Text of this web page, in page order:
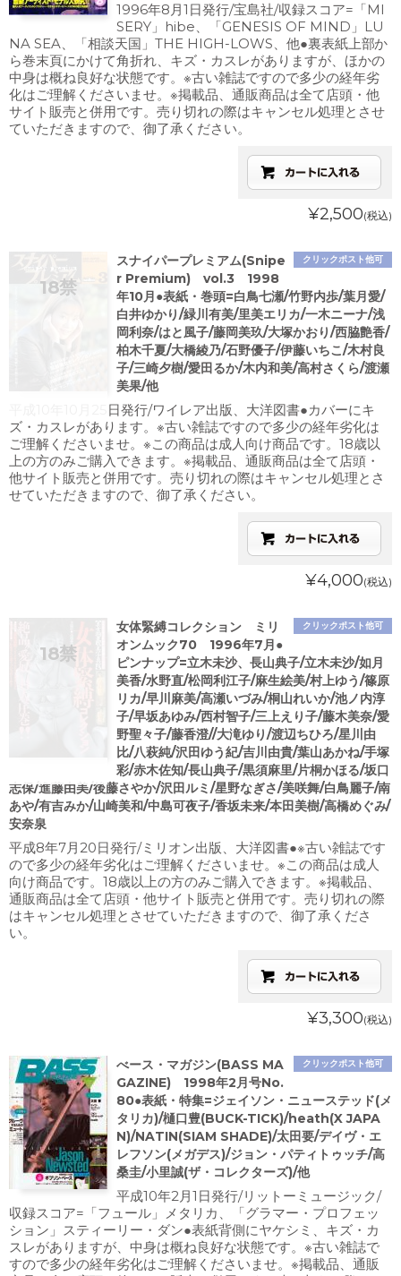
1996年8月1日発行/宝島社/収録スコア=「MI
SERY」hibe、「GENESIS OF MIND」LU
NA SEA、「相談天国」THE HIGH-LOWS、他●裏表紙上部か
ら巻末頁にかけて角折れ、キズ・カスレがありますが、ほかの
中身は概ね良好な状態です。※古い雑誌ですので多少の経年劣
化はご理解くださいませ。※掲載品、通販商品は全て店頭・他
サイト販売と併用です。売り切れの際はキャンセル処理とさせ
ていただきますので、御了承ください。
¥2,500(税込)
クリックポスト他可
スナイパープレミアム(Snipe
r Premium) vol.3 1998
年10月●表紙・巻頭=白鳥七瀬/竹野内歩/葉月愛/
白井ゆかり/緑川有美/里美エリカ/一木ニーナ/浅
岡利奈/はと風子/藤岡美玖/大塚かおり/西脇艶香/
柏木千夏/大橋綾乃/石野優子/伊藤いちこ/木村良
子/三崎夕樹/愛田るか/木内和美/高村さくら/渡瀬
美果/他
平成10年10月25日発行/ワイレア出版、大洋図書●カバーにキ
ズ・カスレがあります。※古い雑誌ですので多少の経年劣化は
ご理解くださいませ。※この商品は成人向け商品です。18歳以
上の方のみご購入できます。※掲載品、通販商品は全て店頭・
他サイト販売と併用です。売り切れの際はキャンセル処理とさ
せていただきますので、御了承ください。
¥4,000(税込)
クリックポスト他可
女体緊縛コレクション ミリ
オンムック70 1996年7月●
ピンナップ=立木未沙、長山典子/立木未沙/如月
美香/水野直/松岡利江子/麻生絵美/村上ゆう/篠原
リカ/早川麻美/高瀬いづみ/桐山れいか/池ノ内淳
子/早坂あゆみ/西村智子/三上えり子/藤木美奈/愛
野聖々子/藤香澄//大滝ゆり/渡辺ちひろ/星川由
比/八萩純/沢田ゆう紀/吉川由貴/葉山あかね/手塚
彩/赤木佐知/長山典子/黒須麻里/片桐かほる/坂口
志保/進藤由美/後藤さやか/沢田ルミ/星野なぎさ/美咲舞/白鳥麗子/南
あや/有吉みか/山崎美和/中島可夜子/香坂未来/本田美樹/高橋めぐみ/
安奈泉
平成8年7月20日発行/ミリオン出版、大洋図書●※古い雑誌です
ので多少の経年劣化はご理解くださいませ。※この商品は成人
向け商品です。18歳以上の方のみご購入できます。※掲載品、
通販商品は全て店頭・他サイト販売と併用です。売り切れの際
はキャンセル処理とさせていただきますので、御了承くださ
い。
¥3,300(税込)
クリックポスト他可
べース・マガジン(BASS MA
GAZINE) 1998年2月号No.
80●表紙・特集=ジェイソン・ニューステッド(メ
タリカ)/樋口豊(BUCK-TICK)/heath(X JAPA
N)/NATIN(SIAM SHADE)/太田要/デイヴ・エ
レフソン(メガデス)/ジョン・パティトゥッチ/高
桑圭/小里誠(ザ・コレクターズ)/他
平成10年2月1日発行/リットーミュージック/
収録スコア=「フュール」メタリカ、「グラマー・プロフェッ
ション」スティーリー・ダン●表紙背側にヤケシミ、キズ・カ
スレがありますが、中身は概ね良好な状態です。※古い雑誌で
すので多少の経年劣化はご理解くださいませ。※掲載品、通販